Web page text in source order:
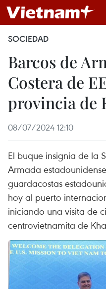
SOCIEDAD
Barcos de
Costera de
provincia de
08/07/2024 12:10
El buque insignia de la
Armada
guardacostas
hoy al puerto
iniciando una visita de
centrovietnamita de